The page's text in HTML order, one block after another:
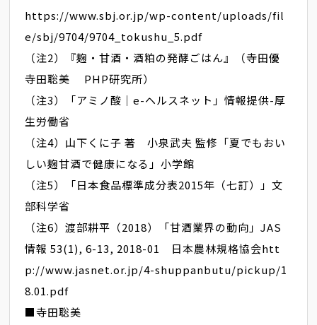
https://www.sbj.or.jp/wp-content/uploads/fil
e/sbj/9704/9704_tokushu_5.pdf
（注2）『麹・甘酒・酒粕の発酵ごはん』（寺田優
寺田聡美 PHP研究所）
（注3）「アミノ酸│e-ヘルスネット」情報提供-厚
生労働省
（注4）山下くに子 著 小泉武夫 監修「夏でもおい
しい麹甘酒で健康になる」小学館
（注5）「日本食品標準成分表2015年（七訂）」文
部科学省
（注6）渡部耕平（2018）「甘酒業界の動向」JAS
情報 53(1), 6-13, 2018-01 日本農林規格協会htt
p://www.jasnet.or.jp/4-shuppanbutu/pickup/1
8.01.pdf
■寺田聡美